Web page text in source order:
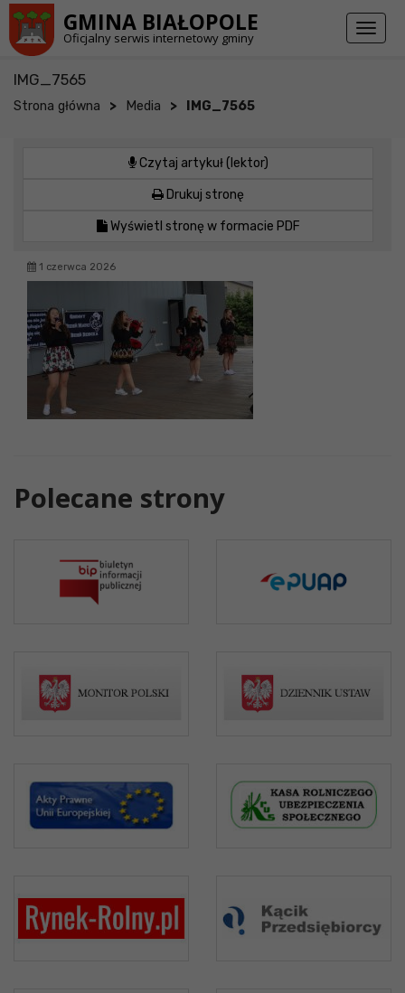
GMINA BIAŁOPOLE
Oficjalny serwis internetowy gminy
Toggle
IMG_7565
Strona główna > Media > IMG_7565
Czytaj artykuł (lektor)
Drukuj stronę
Wyświetl stronę w formacie PDF
1 czerwca 2026
Polecane strony